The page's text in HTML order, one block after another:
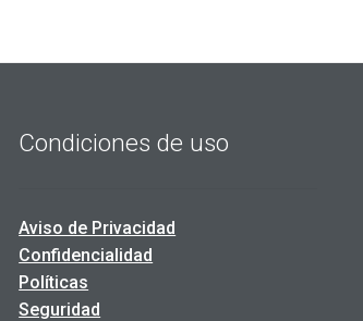
Condiciones de uso
Aviso de Privacidad
Confidencialidad
Políticas
Seguridad